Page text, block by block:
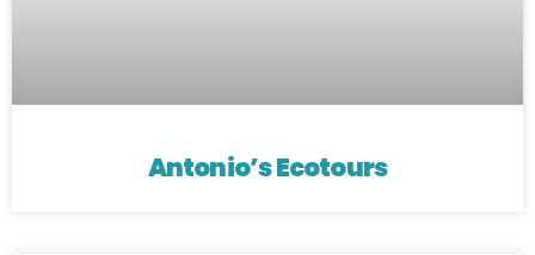
Antonio’s Ecotours